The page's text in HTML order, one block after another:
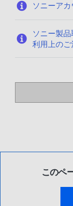
ソニーア
ソニー製
利用上のご
このペ